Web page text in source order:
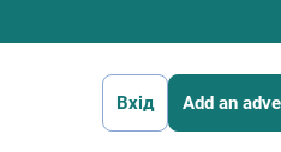
Вхід Add an